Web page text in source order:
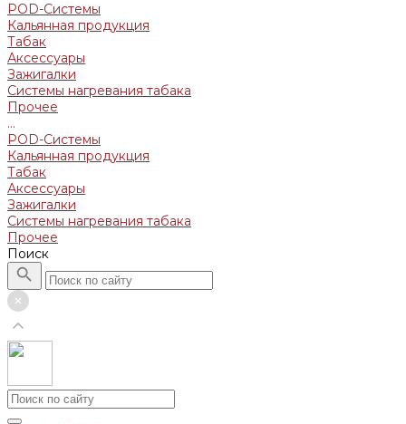
POD-Системы
Кальянная продукция
Табак
Аксессуары
Зажигалки
Системы нагревания табака
Прочее
...
POD-Системы
Кальянная продукция
Табак
Аксессуары
Зажигалки
Системы нагревания табака
Прочее
Поиск